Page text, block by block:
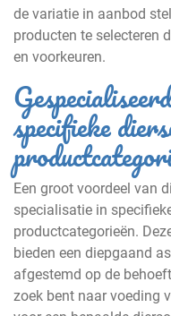
de variatie in aanbod
producten te selecteren
en voorkeuren.
specifieke
Een groot voordeel van
specialisatie in
productcategorieën.
bieden een diepgaand
afgestemd op de
zoek bent naar voeding